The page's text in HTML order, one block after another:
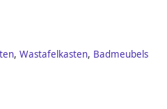
, Wastafelkasten, Badmeubels